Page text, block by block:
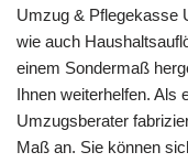
Umzug & Pflegekasse
wie auch
einem Sondermaß
Ihnen weiterhelfen. Als
Umzugsberater
Maß an. Sie können